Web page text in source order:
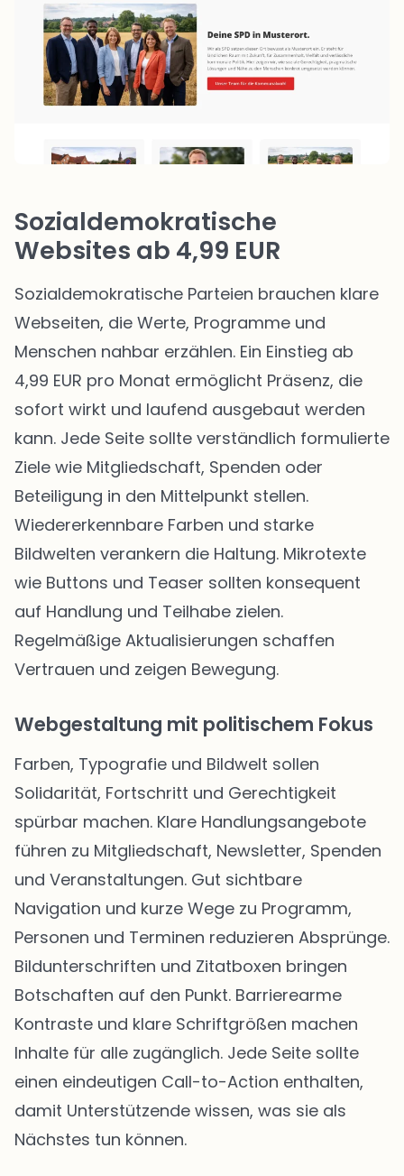
Sozialdemokratische
Websites ab 4,99 EUR
Sozialdemokratische Parteien brauchen klare
Webseiten, die Werte, Programme und
Menschen nahbar erzählen. Ein Einstieg ab
4,99 EUR pro Monat ermöglicht Präsenz, die
sofort wirkt und laufend ausgebaut werden
kann. Jede Seite sollte verständlich formulierte
Ziele wie Mitgliedschaft, Spenden oder
Beteiligung in den Mittelpunkt stellen.
Wiedererkennbare Farben und starke
Bildwelten verankern die Haltung. Mikrotexte
wie Buttons und Teaser sollten konsequent
auf Handlung und Teilhabe zielen.
Regelmäßige Aktualisierungen schaffen
Vertrauen und zeigen Bewegung.
Webgestaltung mit politischem Fokus
Farben, Typografie und Bildwelt sollen
Solidarität, Fortschritt und Gerechtigkeit
spürbar machen. Klare Handlungsangebote
führen zu Mitgliedschaft, Newsletter, Spenden
und Veranstaltungen. Gut sichtbare
Navigation und kurze Wege zu Programm,
Personen und Terminen reduzieren Absprünge.
Bildunterschriften und Zitatboxen bringen
Botschaften auf den Punkt. Barrierearme
Kontraste und klare Schriftgrößen machen
Inhalte für alle zugänglich. Jede Seite sollte
einen eindeutigen Call-to-Action enthalten,
damit Unterstützende wissen, was sie als
Nächstes tun können.